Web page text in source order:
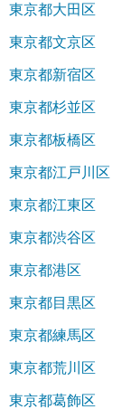
東京都大田区
東京都文京区
東京都新宿区
東京都杉並区
東京都板橋区
東京都江戸川区
東京都江東区
東京都渋谷区
東京都港区
東京都目黒区
東京都練馬区
東京都荒川区
東京都葛飾区